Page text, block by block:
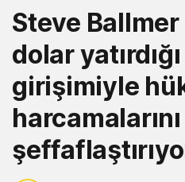
Steve
dolar
girişimiyle
harcamalarını